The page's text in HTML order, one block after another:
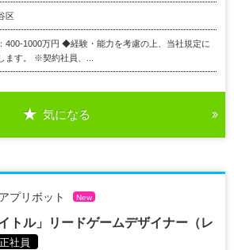
区
400-1000万円 ◆経験・能力を考慮の上、当社規定に
ます。 ※契約社員、...
気になる
プリボット New
トル」リードゲームデザイナー（レ
正社員